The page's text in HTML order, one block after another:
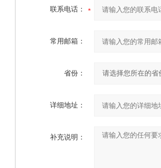
联系电话：
常用邮箱：
省份：
详细地址：
补充说明：